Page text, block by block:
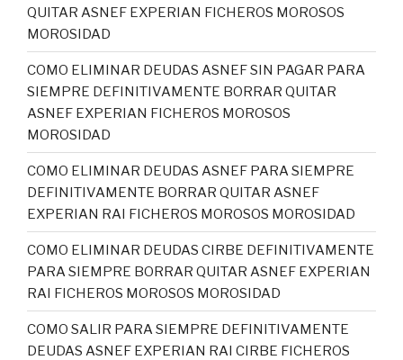
QUITAR ASNEF EXPERIAN FICHEROS MOROSOS
MOROSIDAD
COMO ELIMINAR DEUDAS ASNEF SIN PAGAR PARA
SIEMPRE DEFINITIVAMENTE BORRAR QUITAR
ASNEF EXPERIAN FICHEROS MOROSOS
MOROSIDAD
COMO ELIMINAR DEUDAS ASNEF PARA SIEMPRE
DEFINITIVAMENTE BORRAR QUITAR ASNEF
EXPERIAN RAI FICHEROS MOROSOS MOROSIDAD
COMO ELIMINAR DEUDAS CIRBE DEFINITIVAMENTE
PARA SIEMPRE BORRAR QUITAR ASNEF EXPERIAN
RAI FICHEROS MOROSOS MOROSIDAD
COMO SALIR PARA SIEMPRE DEFINITIVAMENTE
DEUDAS ASNEF EXPERIAN RAI CIRBE FICHEROS